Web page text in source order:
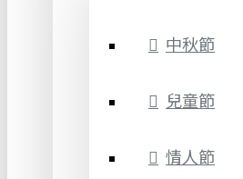
中秋節
兒童節
情人節